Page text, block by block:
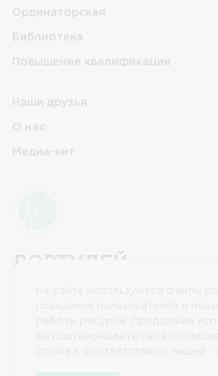
На сайте используются файлы
поведения пользователей и
работы ресурса. Продолжая
вы подтверждаете своё
cookie в соответствии с нашей
Ординаторская
Библиотека
Повышение квалификации
Наши друзья
О нас
Медиа-кит
ЛОРТУДЕЙ
2026 © ЛОРТУДЕЙ, Все права защищены